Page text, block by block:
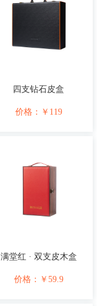
四支钻石皮盒
价格： ￥ 119
满堂红 · 双支皮木盒
价格： ￥ 59.9